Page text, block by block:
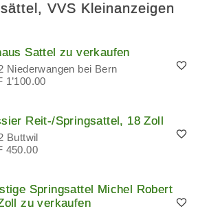
VVS Kleinanzeigen
Sattel zu verkaufen
Niederwangen bei Bern
1’100.00
Reit-/Springsattel, 18 Zoll
Buttwil
450.00
Springsattel Michel Robert
zu verkaufen